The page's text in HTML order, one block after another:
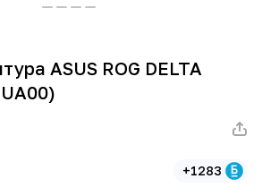
ASUS ROG DELTA
+1283